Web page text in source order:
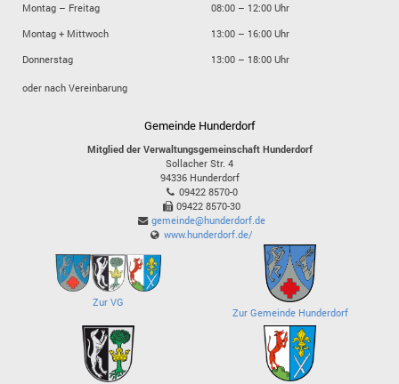
Montag – Freitag
08:00 – 12:00 Uhr
Montag + Mittwoch
13:00 – 16:00 Uhr
Donnerstag
13:00 – 18:00 Uhr
oder nach Vereinbarung
Gemeinde Hunderdorf
Mitglied der Verwaltungsgemeinschaft Hunderdorf
Sollacher Str. 4
94336 Hunderdorf
09422 8570-0
09422 8570-30
gemeinde@hunderdorf.de
www.hunderdorf.de/
Zur VG
Zur Gemeinde Hunderdorf